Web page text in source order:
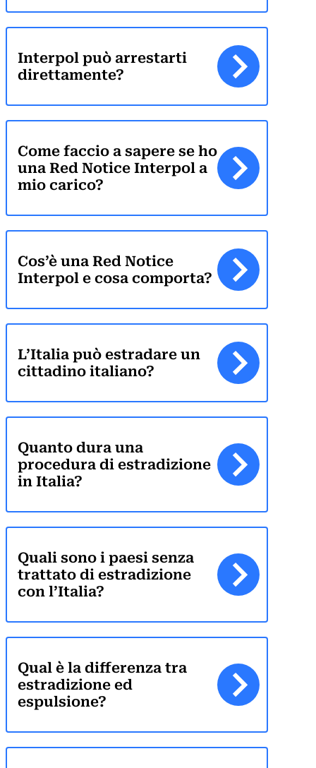
Interpol può arrestarti
direttamente?
Come faccio a sapere se ho
una Red Notice Interpol a
mio carico?
Cos’è una Red Notice
Interpol e cosa comporta?
L’Italia può estradare un
cittadino italiano?
Quanto dura una
procedura di estradizione
in Italia?
Quali sono i paesi senza
trattato di estradizione
con l’Italia?
Qual è la differenza tra
estradizione ed
espulsione?